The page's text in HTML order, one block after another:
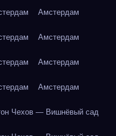
Амстердам
Амстердам
Амстердам
Амстердам
Чехов — Вишнёвый сад